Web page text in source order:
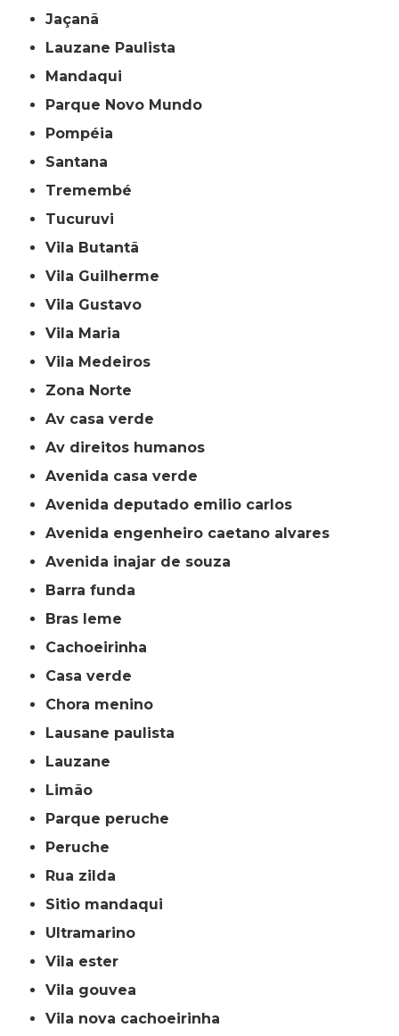
Jaçanã
Lauzane Paulista
Mandaqui
Parque Novo Mundo
Pompéia
Santana
Tremembé
Tucuruvi
Vila Butantã
Vila Guilherme
Vila Gustavo
Vila Maria
Vila Medeiros
Zona Norte
av casa verde
av direitos humanos
avenida casa verde
avenida deputado emilio carlos
avenida engenheiro caetano alvares
avenida inajar de souza
barra funda
bras leme
cachoeirinha
casa verde
chora menino
lausane paulista
lauzane
limão
parque peruche
peruche
rua zilda
sitio mandaqui
ultramarino
vila ester
vila gouvea
vila nova cachoeirinha